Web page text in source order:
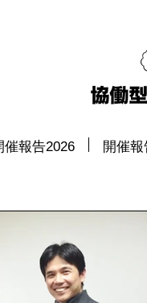
催報告2026 開催